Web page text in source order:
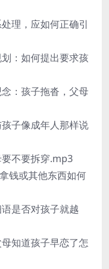
理，应如何正确引
：如何提出要求孩
：孩子拖沓，父母
子像成年人那样说
不要拆穿.mp3
钱或其他东西如何
是否对孩子就越
知道孩子早恋了怎